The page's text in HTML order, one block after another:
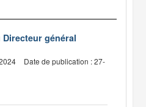
Directeur général
Date de publication : 27-